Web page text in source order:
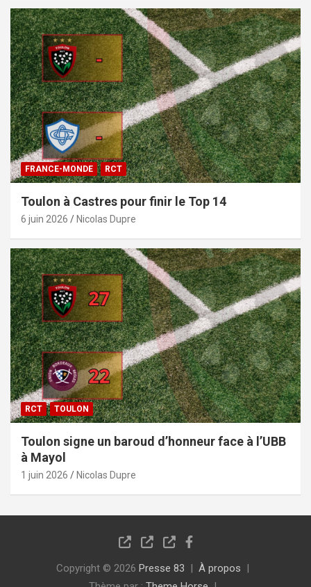
FRANCE-MONDE RCT
Toulon à Castres pour finir le Top 14
6 juin 2026 Nicolas Dupre
RCT TOULON
Toulon signe un baroud d’honneur face à l’UBB
à Mayol
1 juin 2026 Nicolas Dupre
Copyright © 2026 Presse 83
À propos